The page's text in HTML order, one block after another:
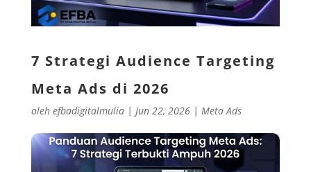
7 Strategi Audience Targeting
Meta Ads di 2026
oleh efbadigitalmulia| Jun 22, 2026| Meta Ads